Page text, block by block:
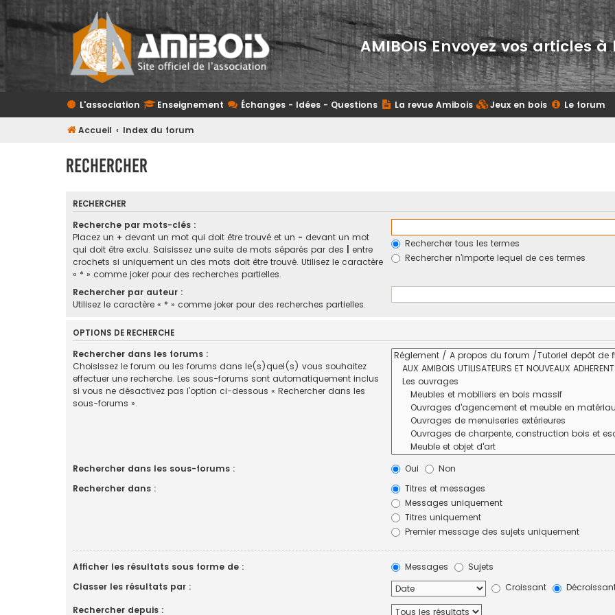
AMIBOIS Envoyez vos articles
L'association Enseignement Échanges - Idées - Questions La revue Amibois Jeux en bois Le forum
Accueil Index du forum
Rechercher
RECHERCHER
Recherche par mots-clés :
Placez un + devant un mot qui doit être trouvé et un - devant un mot
qui doit être exclu. Saisissez une suite de mots séparés par des
entre
crochets si uniquement un des mots doit être trouvé. Utilisez le caractère
« * » comme joker pour des recherches partielles.
Rechercher tous les termes
Rechercher n’importe lequel de ces termes
Rechercher par auteur :
Utilisez le caractère « * » comme joker pour des recherches partielles.
OPTIONS DE RECHERCHE
Rechercher dans les forums :
Choisissez le forum ou les forums dans le(s)quel(s) vous souhaitez
effectuer une recherche. Les sous-forums sont automatiquement inclus
si vous ne désactivez pas l’option ci-dessous « Rechercher dans les
sous-forums ».
Rechercher dans les sous-forums : Oui
Non
Rechercher dans :
Titres et messages
Messages uniquement
Titres uniquement
Premier message des sujets uniquement
Afficher les résultats sous forme de : Messages
Sujets
Classer les résultats par :
Croissant
Rechercher depuis :